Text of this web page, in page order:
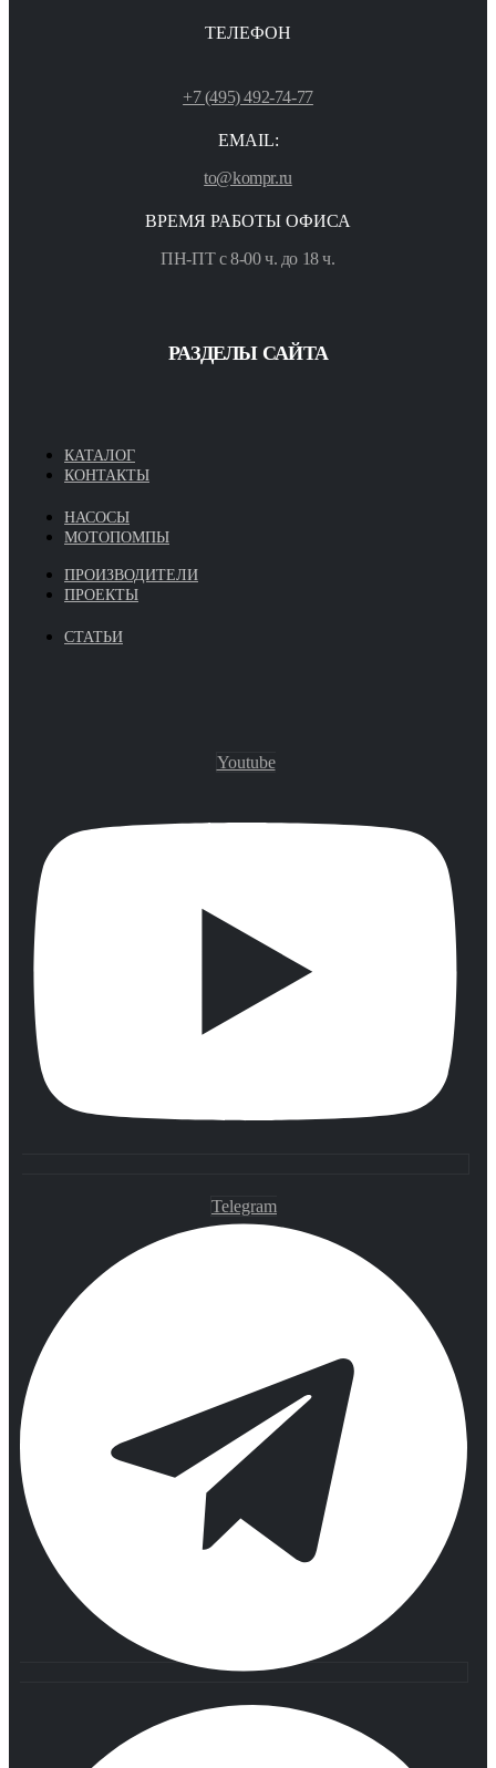
ТЕЛЕФОН
+7 (495) 492-74-77
EMAIL:
to@kompr.ru
ВРЕМЯ РАБОТЫ ОФИСА
ПН-ПТ с 8-00 ч. до 18 ч.
РАЗДЕЛЫ САЙТА
КАТАЛОГ
КОНТАКТЫ
НАСОСЫ
МОТОПОМПЫ
ПРОИЗВОДИТЕЛИ
ПРОЕКТЫ
СТАТЬИ
Youtube
Telegram